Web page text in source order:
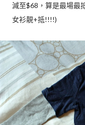
減至$68，算是最場最
女衫靚+抵!!!!)